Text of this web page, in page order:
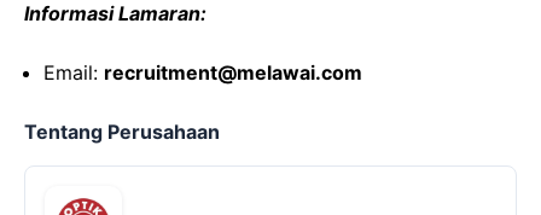
Informasi Lamaran:
Email: recruitment@melawai.com
Tentang Perusahaan